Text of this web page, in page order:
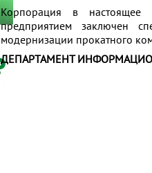
Корпорация в настоящее
предприятием заключен
модернизации прокатного
ДЕПАРТАМЕНТ